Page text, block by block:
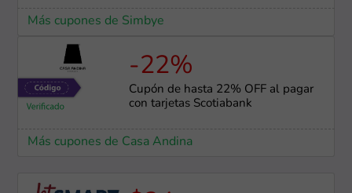
Más cupones de Simbye
-22%
Cupón de hasta 22% OFF al pagar
con tarjetas Scotiabank
Más cupones de Casa Andina